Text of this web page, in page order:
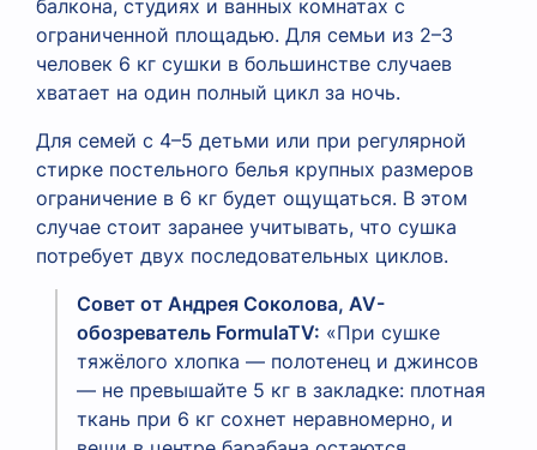
балкона, студиях и ванных комнатах с
ограниченной площадью. Для семьи из 2–3
человек 6 кг сушки в большинстве случаев
хватает на один полный цикл за ночь.
Для семей с 4–5 детьми или при регулярной
стирке постельного белья крупных размеров
ограничение в 6 кг будет ощущаться. В этом
случае стоит заранее учитывать, что сушка
потребует двух последовательных циклов.
Совет от Андрея Соколова, AV-
обозреватель FormulaTV: «При сушке
тяжёлого хлопка — полотенец и джинсов
— не превышайте 5 кг в закладке: плотная
ткань при 6 кг сохнет неравномерно, и